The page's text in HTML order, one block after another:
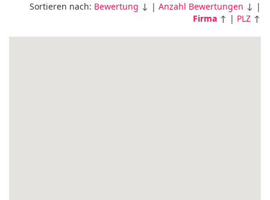
Sortieren nach: Bewertung ↓ | Anzahl Bewertungen ↓ |
Firma ↑ | PLZ ↑